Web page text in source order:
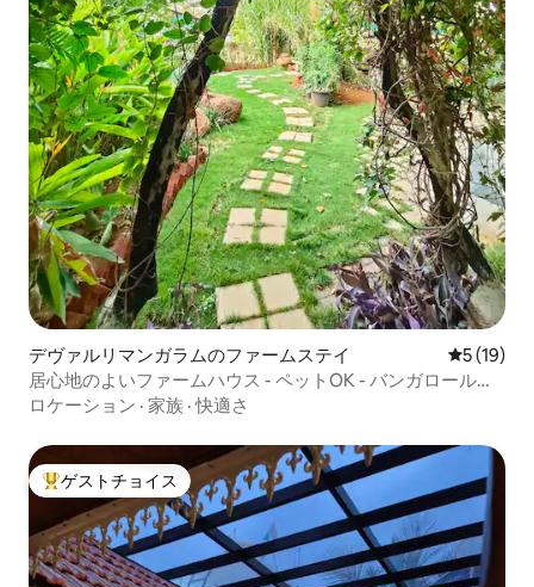
デヴァルリマンガラムのファームステイ レビュー
5 (19)
居心地のよいファームハウス - ペットOK - バンガロールか
ら43km
ロケーション · 家族 ·快適さ
大好評のゲストチョイスです。
ゲストチョイス